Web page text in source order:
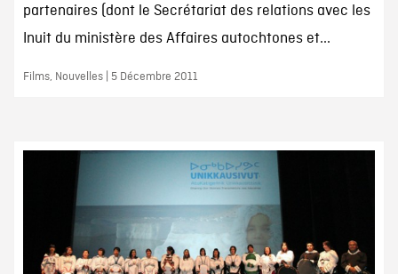
partenaires (dont le Secrétariat des relations avec les
Inuit du ministère des Affaires autochtones et...
Films, Nouvelles | 5 Décembre 2011